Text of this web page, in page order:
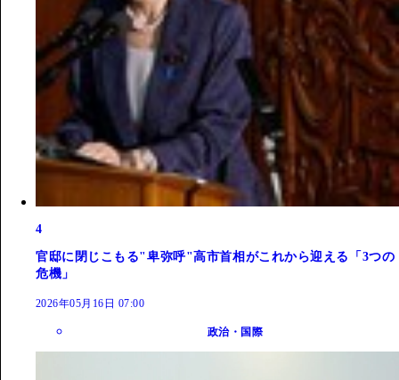
4
官邸に閉じこもる"卑弥呼"高市首相がこれから迎える「3つの
危機」
2026年05月16日 07:00
政治・国際